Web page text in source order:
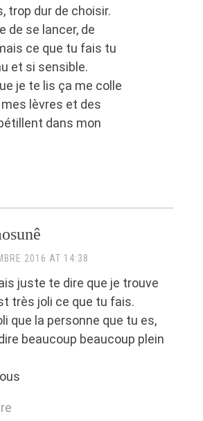
trop dur de choisir.
de se lancer, de
ce que tu fais tu
et si sensible.
je te lis ça me colle
lèvres et des
dans mon
2016 AT 14:38
juste te dire que je trouve
très joli ce que tu fais.
que la personne que tu es,
beaucoup beaucoup plein